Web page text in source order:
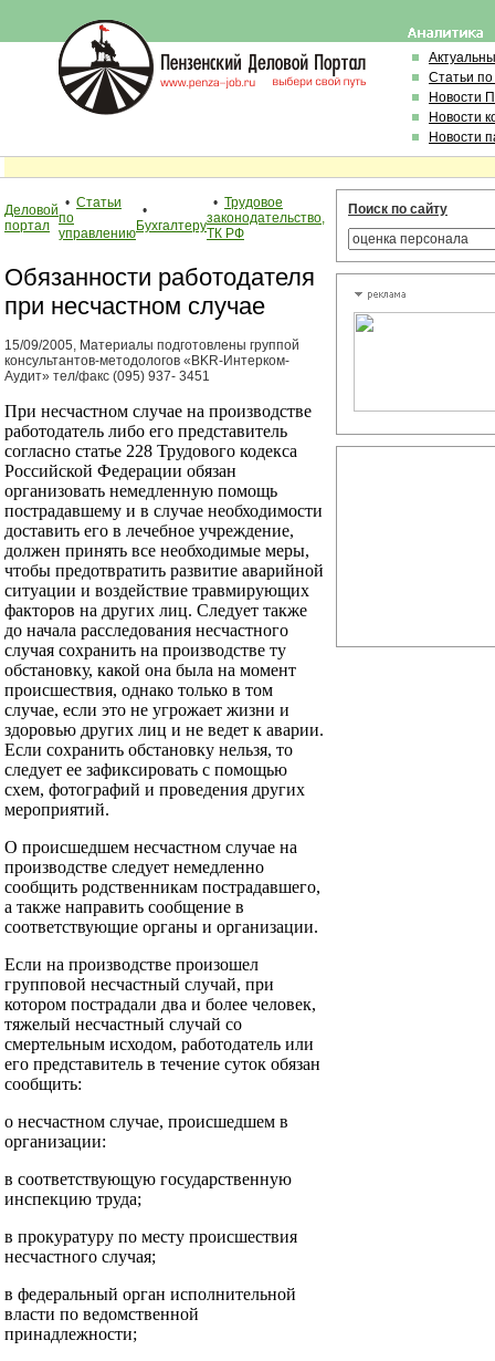
Статьи
Новости
Новости
Новости
Деловой
портал
• Статьи
по
управлению
•
Бухгалтеру
• Трудовое
законодательство,
ТК РФ
Обязанности работодателя
при несчастном случае
15/09/2005, Материалы подготовлены группой
консультантов-методологов «BKR-Интерком-
Аудит» тел/факс (095) 937- 3451
При несчастном случае на производстве
работодатель либо его представитель
согласно статье 228 Трудового кодекса
Российской Федерации обязан
организовать немедленную помощь
пострадавшему и в случае необходимости
доставить его в лечебное учреждение,
должен принять все необходимые меры,
чтобы предотвратить развитие аварийной
ситуации и воздействие травмирующих
факторов на других лиц. Следует также
до начала расследования несчастного
случая сохранить на производстве ту
обстановку, какой она была на момент
происшествия, однако только в том
случае, если это не угрожает жизни и
здоровью других лиц и не ведет к аварии.
Если сохранить обстановку нельзя, то
следует ее зафиксировать с помощью
схем, фотографий и проведения других
мероприятий.
О происшедшем несчастном случае на
производстве следует немедленно
сообщить родственникам пострадавшего,
а также направить сообщение в
соответствующие органы и организации.
Если на производстве произошел
групповой несчастный случай, при
котором пострадали два и более человек,
тяжелый несчастный случай со
смертельным исходом, работодатель или
его представитель в течение суток обязан
сообщить:
о несчастном случае, происшедшем в
организации:
в соответствующую государственную
инспекцию труда;
в прокуратуру по месту происшествия
несчастного случая;
в федеральный орган исполнительной
власти по ведомственной
принадлежности;
Поиск по сайту